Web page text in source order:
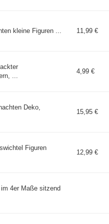
kleine Figuren ... 11,99 €
...
4,99 €
Deko,
15,95 €
Figuren
12,99 €
4er Maße sitzend